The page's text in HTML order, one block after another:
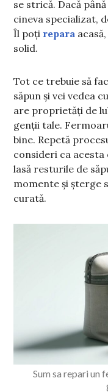
se strică. Dacă
cineva specializat,
Îl poți repara
solid.
Tot ce trebuie să
săpun și vei vedea
are proprietăți de
genții tale.
bine. Repetă
consideri ca
lasă resturile de
momente și șterge
curată.
Sum sa repari un